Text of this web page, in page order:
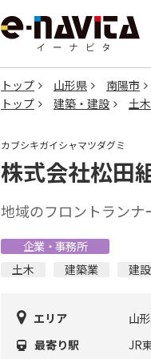
トップ 山形県 南陽市
トップ
建築・建設 土木
カブシキガイシャマツダグミ
株式会社松田
地域のフロントランナ
企業・事務所
土木
建築業 建
エリア
山
最寄り駅
JR